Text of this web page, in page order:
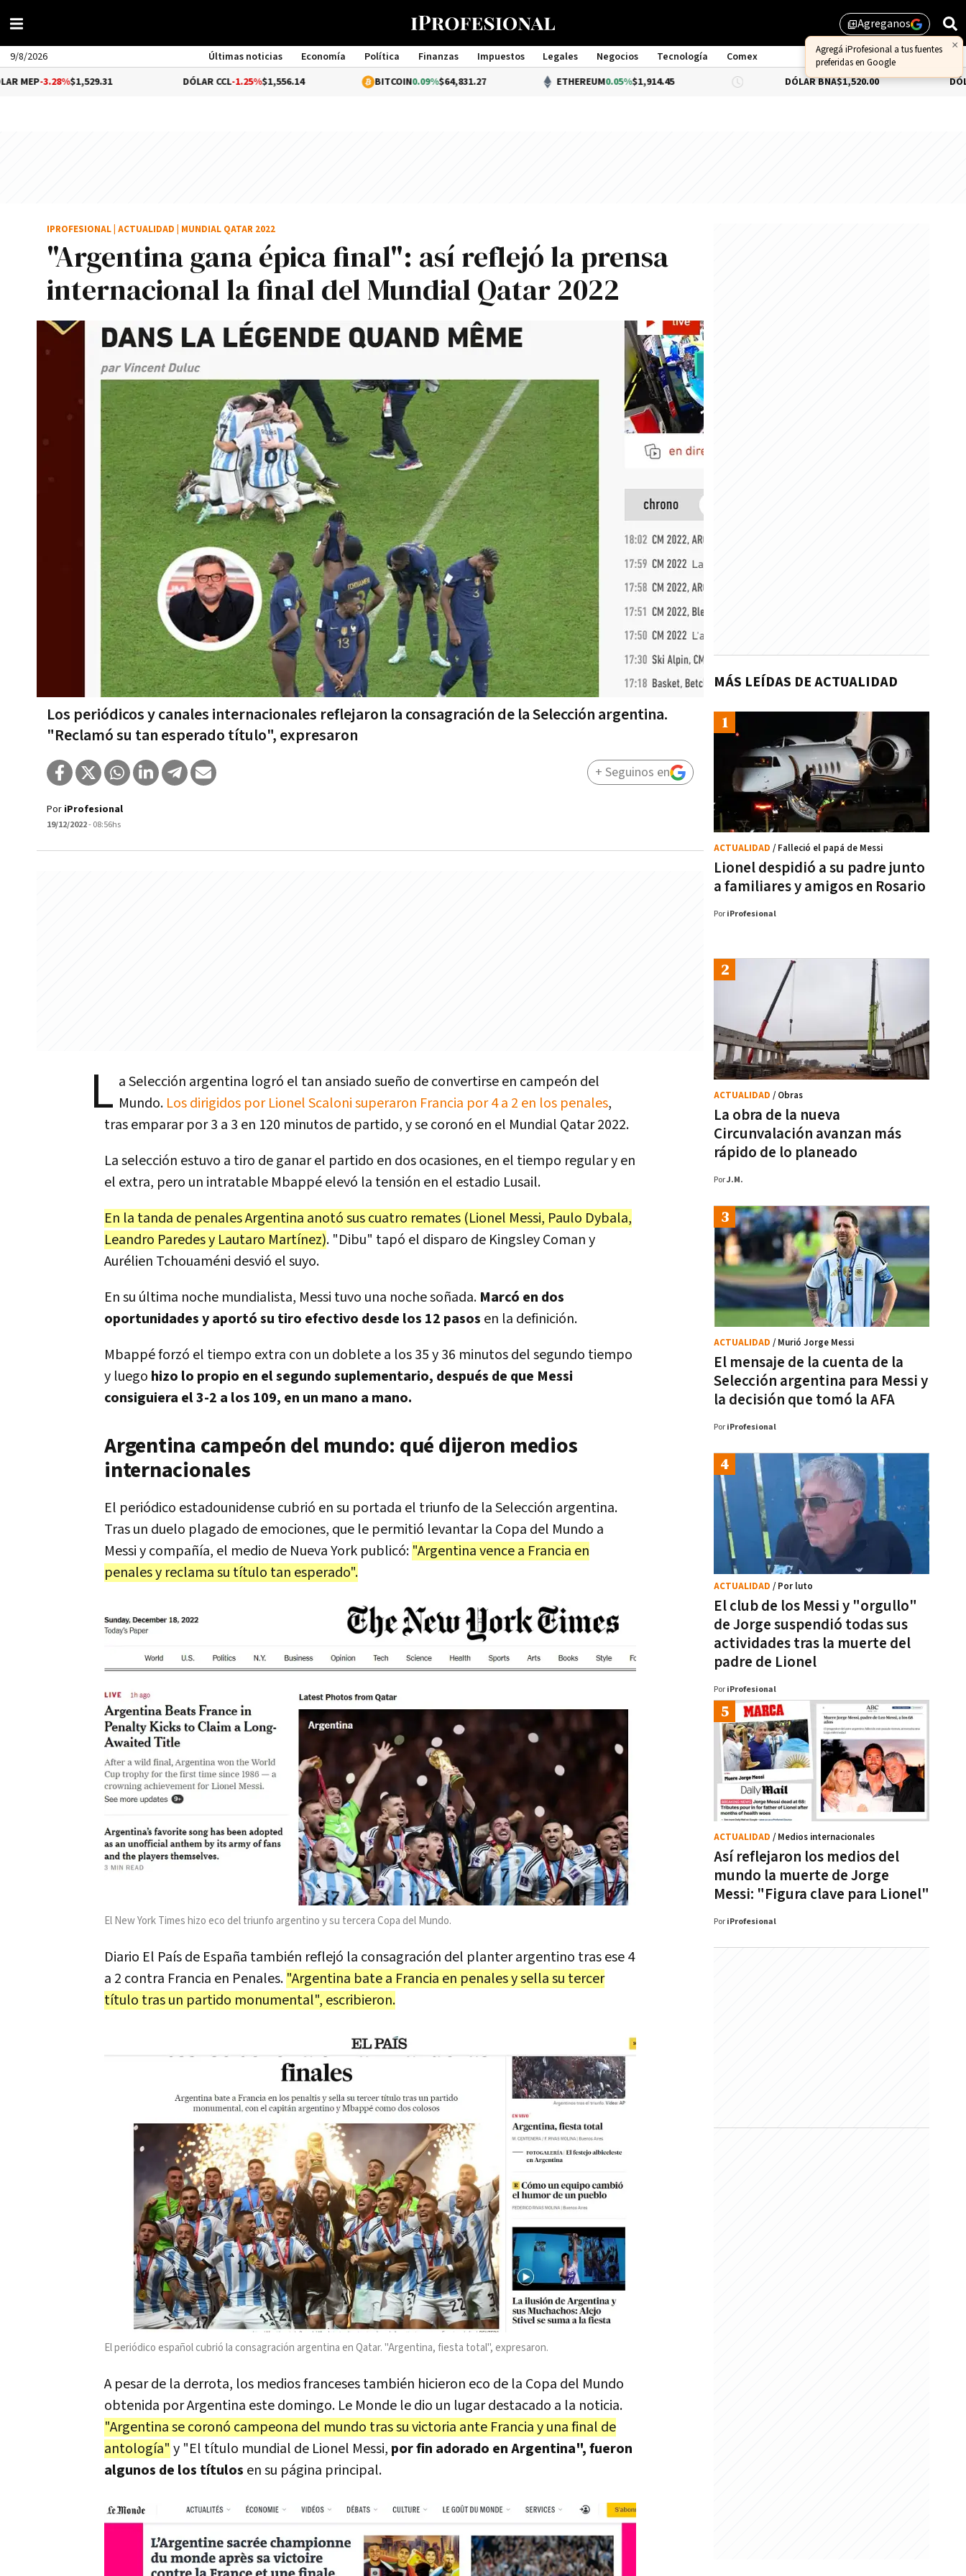
library_addAgreganos
9/8/2026 Últimas noticias Economía Política Finanzas Impuestos Legales Negocios Tecnología
Comex
Management
$1,529.31 -1.25%$1,556.14 0.09%$64,831.27 ETHEREUM0.05%$1,914.45 DÓLAR BNA $1,520.00 DÓLAR BLUE-
"Argentina gana épica final": así reflejó la prensa
internacional la final del Mundial Qatar 2022
Los periódicos y canales internacionales reflejaron la consagración de la Selección argentina.
"Reclamó su tan esperado título", expresaron
IPROFESIONAL ACTUALIDAD MUNDIAL QATAR 2022
Por iProfesional
19/12/2022- 08:56hs
+ Seguinos en
L a Selección argentina logró el tan ansiado sueño de convertirse en campeón del
Mundo. Los dirigidos por Lionel Scaloni superaron Francia por 4 a 2 en los penales,
tras emparar por 3 a 3 en 120 minutos de partido, y se coronó en el Mundial Qatar 2022.
La selección estuvo a tiro de ganar el partido en dos ocasiones, en el tiempo regular y en
el extra, pero un intratable Mbappé elevó la tensión en el estadio Lusail.
En la tanda de penales Argentina anotó sus cuatro remates (Lionel Messi, Paulo Dybala,
Leandro Paredes y Lautaro Martínez). "Dibu" tapó el disparo de Kingsley Coman y
Aurélien Tchouaméni desvió el suyo.
En su última noche mundialista, Messi tuvo una noche soñada. Marcó en dos
oportunidades y aportó su tiro efectivo desde los 12 pasos en la definición.
Mbappé forzó el tiempo extra con un doblete a los 35 y 36 minutos del segundo tiempo
y luego hizo lo propio en el segundo suplementario, después de que Messi
consiguiera el 3-2 a los 109, en un mano a mano.
Argentina campeón del mundo: qué dijeron medios
internacionales
El periódico estadounidense cubrió en su portada el triunfo de la Selección argentina.
Tras un duelo plagado de emociones, que le permitió levantar la Copa del Mundo a
Messi y compañía, el medio de Nueva York publicó: "Argentina vence a Francia en
penales y reclama su título tan esperado".
El New York Times hizo eco del triunfo argentino y su tercera Copa del Mundo.
Diario El País de España también reflejó la consagración del planter argentino tras ese 4
a 2 contra Francia en Penales. "Argentina bate a Francia en penales y sella su tercer
título tras un partido monumental", escribieron.
El periódico español cubrió la consagración argentina en Qatar. "Argentina, fiesta total", expresaron.
A pesar de la derrota, los medios franceses también hicieron eco de la Copa del Mundo
obtenida por Argentina este domingo. Le Monde le dio un lugar destacado a la noticia.
"Argentina se coronó campeona del mundo tras su victoria ante Francia y una final de
antología" y "El título mundial de Lionel Messi, por fin adorado en Argentina", fueron
algunos de los títulos en su página principal.
MÁS LEÍDAS DE ACTUALIDAD
Lionel despidió a su padre junto
a familiares y amigos en Rosario
ACTUALIDAD / Falleció el papá de Messi
Por iProfesional
La obra de la nueva
Circunvalación avanzan más
rápido de lo planeado
ACTUALIDAD / Obras
PorJ.M.
El mensaje de la cuenta de la
Selección argentina para Messi y
la decisión que tomó la AFA
ACTUALIDAD / Murió Jorge Messi
Por iProfesional
El club de los Messi y "orgullo"
de Jorge suspendió todas sus
actividades tras la muerte del
padre de Lionel
ACTUALIDAD / Por luto
Por iProfesional
Así reflejaron los medios del
mundo la muerte de Jorge
Messi: "Figura clave para Lionel"
ACTUALIDAD / Medios internacionales
Por iProfesional